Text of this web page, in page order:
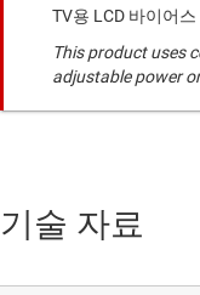
TV용 LCD 바이어스
This product uses
adjustable power
기술 자료